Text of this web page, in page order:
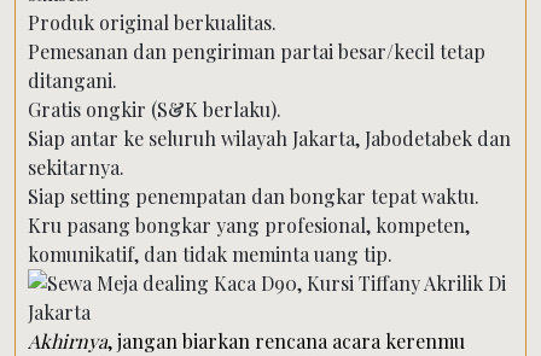
Produk original berkualitas.
Pemesanan dan pengiriman partai besar/kecil tetap
ditangani.
Gratis ongkir (S&K berlaku).
Siap antar ke seluruh wilayah Jakarta, Jabodetabek dan
sekitarnya.
Siap setting penempatan dan bongkar tepat waktu.
Kru pasang bongkar yang profesional, kompeten,
komunikatif, dan tidak meminta uang tip.
Akhirnya, jangan biarkan rencana acara kerenmu